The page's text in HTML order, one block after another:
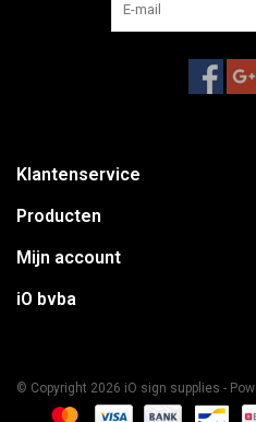
Klantenservice
Producten
Mijn account
iO bvba
© Copyright 2026 iO sign supplies -